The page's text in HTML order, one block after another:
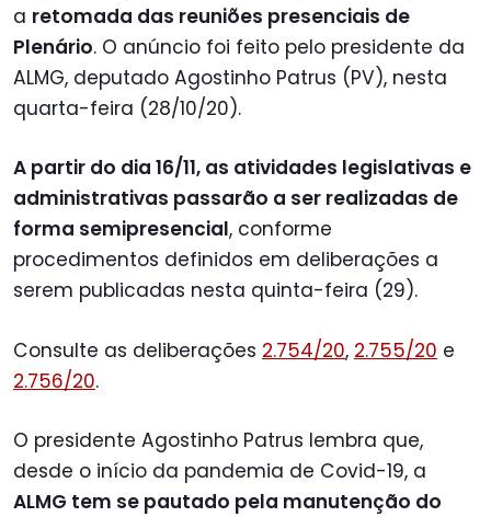
a retomada das reuniões presenciais de
Plenário. O anúncio foi feito pelo presidente da
ALMG, deputado Agostinho Patrus (PV), nesta
quarta-feira (28/10/20).
A partir do dia 16/11, as atividades legislativas e
administrativas passarão a ser realizadas de
forma semipresencial, conforme
procedimentos definidos em deliberações a
serem publicadas nesta quinta-feira (29).
Consulte as deliberações 2.754/20, 2.755/20 e
2.756/20.
O presidente Agostinho Patrus lembra que,
desde o início da pandemia de Covid-19, a
ALMG tem se pautado pela manutenção do